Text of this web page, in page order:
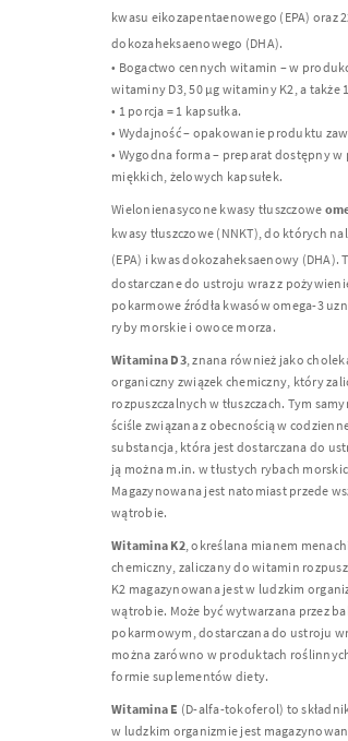
kwasu eikozapentaenowego ( EPA) oraz
dokozaheksaenowego (DHA).
• Bogactwo cennych witamin – w
witaminy D3, 50 μg witaminy K2, a także
• 1 porcja = 1 kapsułka.
• Wydajność – opakowanie produktu
• Wygodna forma – preparat dostępny w
miękkich, żelowych kapsułek.
Wielonienasycone kwasy tłuszczowe
kwasy tłuszczowe ( NNKT), do których
(EPA) i kwas dokozaheksaenowy (DHA).
dostarczane do ustroju wraz z
pokarmowe źródła kwasów omega-3
ryby morskie i owoce morza.
Witamina D3, znana również jako
organiczny związek chemiczny, który
rozpuszczalnych w tłuszczach. Tym
ściśle związana z obecnością w
substancja, która jest dostarczana do
ją można m.in. w tłustych rybach
Magazynowana jest natomiast przede
wątrobie.
Witamina K2, określana mianem
chemiczny, zaliczany do witamin
K2 magazynowana jest w ludzkim
wątrobie. Może być wytwarzana przez
pokarmowym, dostarczana do ustroju
można zarówno w produktach
formie suplementów diety.
Witamina E (D-alfa-tokoferol) to
w ludzkim organizmie jest